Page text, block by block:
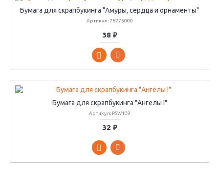
Бумага для скрапбукинга "Амуры, сердца и орнаменты"
Артикул: 78275000
38 ₽
Бумага для скрапбукинга "Ангелы I"
Артикул: PSW109
32 ₽